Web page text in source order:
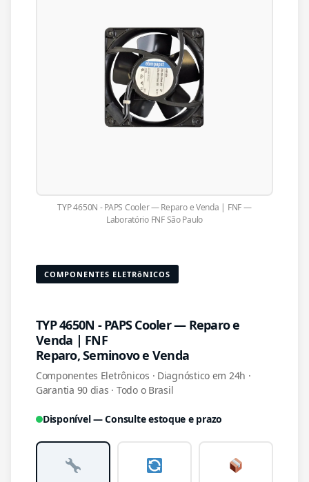
TYP 4650N - PAPS Cooler — Reparo e Venda | FNF —
Laboratório FNF São Paulo
COMPONENTES ELETRôNICOS
TYP 4650N - PAPS Cooler — Reparo e
Venda | FNF
Reparo, Seminovo e Venda
Componentes Eletrônicos · Diagnóstico em 24h ·
Garantia 90 dias · Todo o Brasil
Disponível — Consulte estoque e prazo